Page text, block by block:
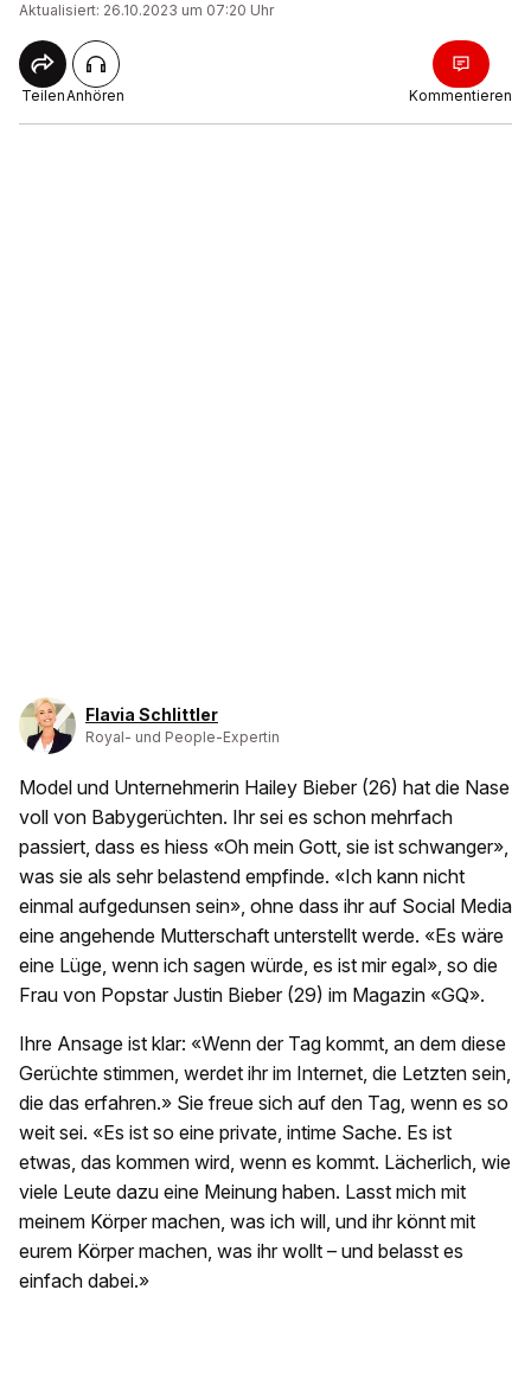
Aktualisiert: 26.10.2023 um 07:20 Uhr
TeilenAnhören Kommentieren
Flavia Schlittler
Royal- und People-Expertin
Model und Unternehmerin Hailey Bieber (26) hat die Nase
voll von Babygerüchten. Ihr sei es schon mehrfach
passiert, dass es hiess «Oh mein Gott, sie ist schwanger»,
was sie als sehr belastend empfinde. «Ich kann nicht
einmal aufgedunsen sein», ohne dass ihr auf Social Media
eine angehende Mutterschaft unterstellt werde. «Es wäre
eine Lüge, wenn ich sagen würde, es ist mir egal», so die
Frau von Popstar Justin Bieber (29) im Magazin «GQ».
Ihre Ansage ist klar: «Wenn der Tag kommt, an dem diese
Gerüchte stimmen, werdet ihr im Internet, die Letzten sein,
die das erfahren.» Sie freue sich auf den Tag, wenn es so
weit sei. «Es ist so eine private, intime Sache. Es ist
etwas, das kommen wird, wenn es kommt. Lächerlich, wie
viele Leute dazu eine Meinung haben. Lasst mich mit
meinem Körper machen, was ich will, und ihr könnt mit
eurem Körper machen, was ihr wollt – und belasst es
einfach dabei.»